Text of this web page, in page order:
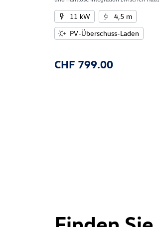
11 kW
4,5 m
PV-Überschuss-Laden
CHF 799.00